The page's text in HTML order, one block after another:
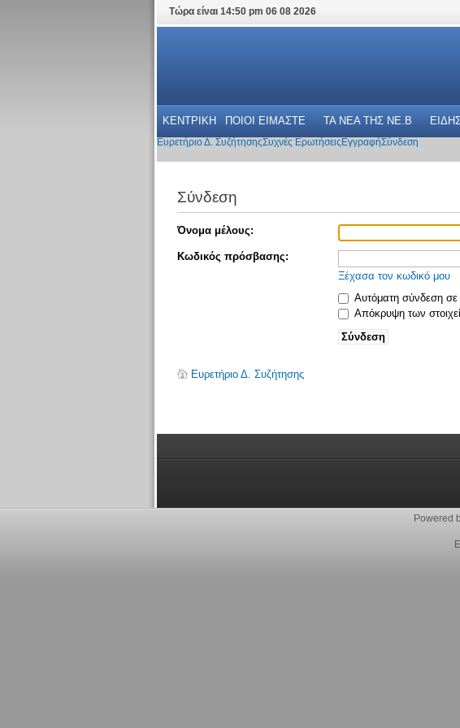
Τώρα είναι 14:50 pm 06 08 2026
ΚΕΝΤΡΙΚΗ ΠΟΙΟΙ ΕΙΜΑΣΤΕ ΤΑ ΝΕΑ THΣ NE.B
Ευρετήριο Δ. ΣυζήτησηςΣυχνές Ερωτήσεις ΕγγραφήΣύνδεση
Σύνδεση
Όνομα μέλους:
Κωδικός πρόσβασης:
Ξέχασα τον κωδικό μου
Αυτόματη σύνδεση
Απόκρυψη των
Ευρετήριο Δ. Συζήτησης
Powered